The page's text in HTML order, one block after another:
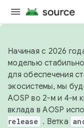
Начиная с 2026
моделью
для обеспечения
экосистемы, мы
AOSP во 2-м и 4-м
вклада в AOSP
release . Ветка